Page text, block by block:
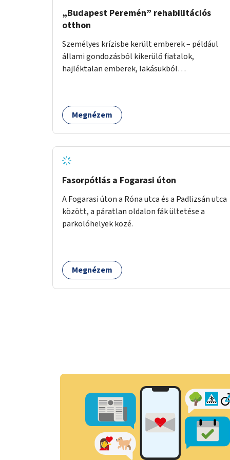
„Budapest Peremén” rehabilitációs
otthon
Személyes krízisbe került emberek – például
állami gondozásból kikerülő fiatalok,
hajléktalan emberek, lakásukból
otthon megteremtése Budapest valamely
peremkerületén, civil/szakmai szervezeti
bevonja az ott lévő személyeket, és egyben a
környezettudatos és fenntartható élettel
kapcsolatos szemléletformálást is céljának
Megnézem
Fasorpótlás a Fogarasi úton
A Fogarasi úton a Róna utca és a Padlizsán utca
között, a páratlan oldalon fák ültetése a
parkolóhelyek közé.
Megnézem